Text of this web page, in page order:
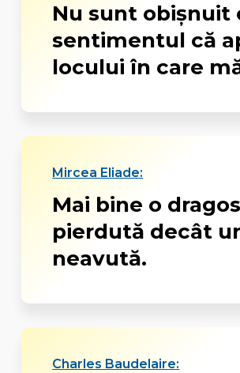
Nu sunt obişnuit
sentimentul că
locului în care
Mircea Eliade:
Mai bine o
pierdută decât
neavută.
Charles Baudelaire: